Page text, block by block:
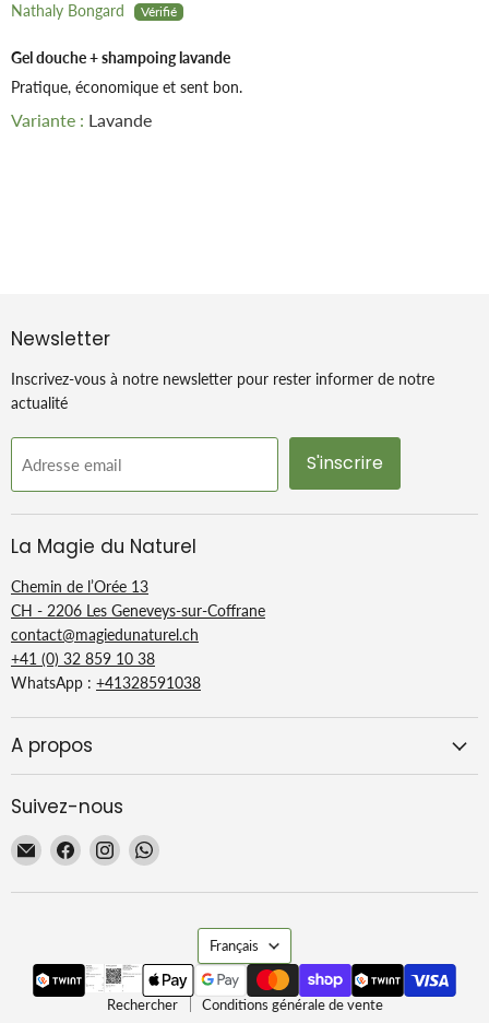
Nathaly Bongard
Gel douche + shampoing lavande
Pratique, économique et sent bon.
Lavande
Newsletter
Inscrivez-vous à notre newsletter pour rester informer de notre
actualité
Adresse email S'inscrire
La Magie du Naturel
Chemin de l’Orée 13
CH - 2206 Les Geneveys-sur-Coffrane
contact@magiedunaturel.ch
+41 (0) 32 859 10 38
WhatsApp : +41328591038
A propos
Suivez-nous
Email
Magie
Trouvez-
nous
sur
Trouvez-
nous
sur
Trouvez-
sur
Langue
Français
Rechercher Conditions générale de vente